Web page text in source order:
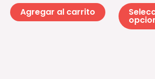
Agregar al carrito